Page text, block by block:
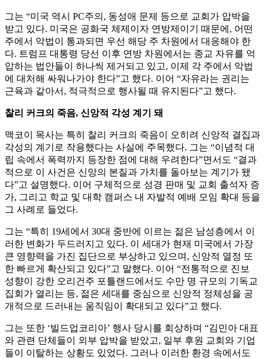
그는 “미국 역시 PC주의, 동성애 문제 등으로 교회가 압박을
받고 있다. 미국은 공화국 체제이자 연방제이기 때문에, 어떤
주에서 악법이 통과되면 우선 해당 주 차원에서 대응해야 한
다. 트럼프 대통령 당선 이후 연방 차원에서는 종교 자유를 억
압하는 법안들이 하나씩 제거되고 있고, 이제 각 주에서 악법
에 대처해 싸워나가야 한다”고 했다. 이어 “자유라는 권리는
근육과 같아서, 적극적으로 행사될 때 유지된다”고 했다.
찰리 커크의 죽음, 신앙적 각성 계기 돼
맥코이 목사는 특히 찰리 커크의 죽음이 오히려 신앙적 결집과
각성의 계기로 작용했다는 사실에 주목했다. 그는 “이념적 대
립 속에서 폭력까지 등장한 점에 대해 우려한다”면서도 “결과
적으로 이 사건은 신앙의 본질과 가치를 돌아보는 계기가 됐
다”고 설명했다. 이어 구체적으로 성경 판매 및 교회 출석자 증
가, 그리고 학교 및 대학 캠퍼스 내 자발적 예배 모임 확대 등을
그 사례로 들었다.
그는 “특히 19세에서 30대 중반에 이르는 젊은 남성층에서 이
러한 변화가 두드러지고 있다. 이 세대가 현재 미국에서 가장
큰 영향력을 가진 집단으로 부상하고 있으며, 신앙적 열정 또
한 빠르게 확산되고 있다”고 말했다. 이어 “전통적으로 진보
성향이 강한 오리건주 포틀랜드에서도 수만 명 규모의 기독교
집회가 열리는 등, 젊은 세대를 중심으로 신앙적 정체성을 공
개적으로 드러내는 움직임이 확대되고 있다”고 했다.
그는 또한 ‘빌드업코리아’ 행사 당시를 회상하며 “김민아 대표
와 관련 단체들이 외부 압박을 받았고, 일부 후원 교회와 기업
들이 이탈하는 상황도 있었다. 그러나 이러한 환경 속에서도